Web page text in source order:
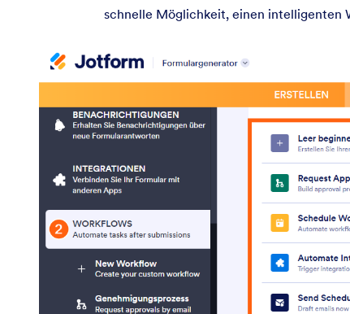
schnelle Möglichkeit, einen intelligenten